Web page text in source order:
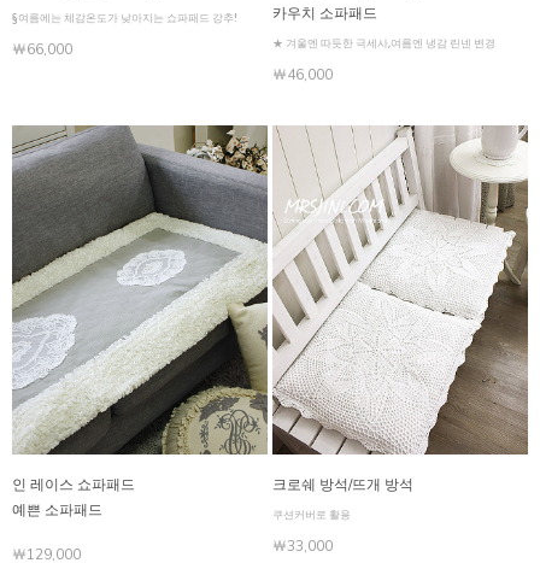
§여름에는 체감온도가 낮아지는 쇼파패드 강추!
￦66,000
카우치 소파패드
★ 겨울엔 따듯한 극세사,여름엔 냉감 린넨 변경
￦46,000
인 레이스 쇼파패드
예쁜 소파패드
￦129,000
크로쉐 방석/뜨개 방석
쿠션커버로 활용
￦33,000